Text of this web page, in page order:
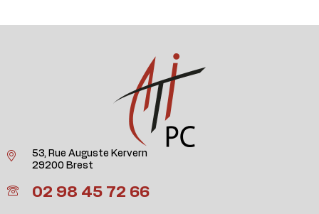
53, Rue Auguste Kervern
29200 Brest
02 98 45 72 66